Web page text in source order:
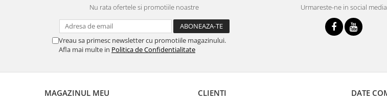
Nu rata ofertele si promotiile noastre
Vreau sa primesc newsletter cu promotiile magazinului.
Afla mai multe in Politica de Confidentialitate
Urmareste-ne in social media
MAGAZINUL MEU CLIENTI DATE